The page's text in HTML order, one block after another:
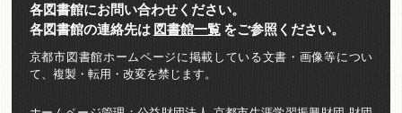
各図書館にお問い合わせください。
各図書館の連絡先は 図書館一覧をご参照ください。
京都市図書館ホームページに掲載している文書・画像等につい
て、複製・転用・改変を禁じます。